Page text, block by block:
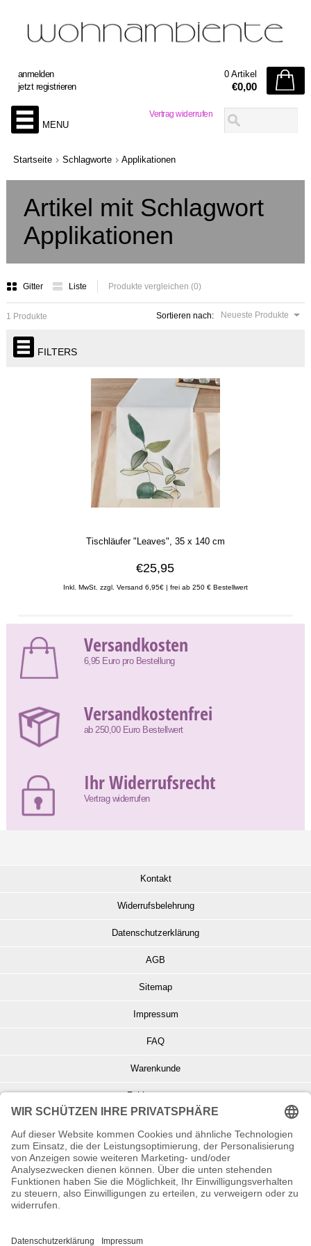
Vertrag widerrufen
anmelden
jetzt registrieren
0 Artikel
€0,00
MENU
Startseite Schlagworte Applikationen
Artikel mit Schlagwort
Applikationen
Gitter Liste Produkte vergleichen (0)
Sortieren nach: Neueste Produkte
1 Produkte
FILTERS
Tischläufer "Leaves", 35 x 140 cm
€25,95
Inkl. MwSt. zzgl. Versand 6,95€ | frei ab 250 € Bestellwert
Versandkosten
6,95 Euro pro Bestellung
Versandkostenfrei
ab 250,00 Euro Bestellwert
Ihr Widerrufsrecht
Vertrag widerrufen
Kontakt
Widerrufsbelehrung
Datenschutzerklärung
AGB
Sitemap
Impressum
FAQ
Warenkunde
Zahlungsarten
Info zu Elektro- u. Elektronikgeräten
Batterieentsorgung
Informationen zur Echtheit von Kundenbewertungen